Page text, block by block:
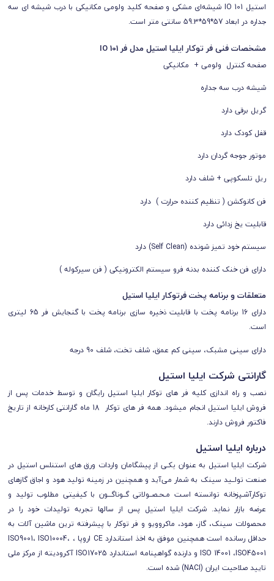
استیل IO 101
شیشه‌ای مشکی و صفحه کلید ولومی مکانیکی با درب شیشه ای سه
جداره در ابعاد57*59*59.3 سانتی متر است.
مشخصات فنی فر توکار ایلیا استیل مدل فر IO 101
صفحه کنترل ولومی + مکانیکی
شیشه درب سه جداره
گریل برقی دارد
قفل کودک دارد
موتور جوجه گردان دارد
ریل تلسکوپی + شلف دارد
فن کانوکشن ( تنظیم کننده حرارت ) دارد
قابلیت یخ زدائی دارد
سیستم خود تمیز شونده (Self Clean) دارد
دارای فن خنک کننده بدنه فرو سیستم الکترونیکی ( فن سیرکوله )
متعلقات و برنامه پخت فرتوکار ایلیا استیل
دارای 16 برنامه پخت با قابلیت ذخیره سازی برنامه پخت با گنجایش فر 65 لیتری
است.
دارای سینی مشبک، سینی کم عمق، شلف تخت، شلف 90 درجه
گارانتی شرکت ایلیا استیل
نصب و راه اندازی کلیه فر های توکار ایلیا استیل رایگان و توسط خدمات پس از
فروش ایلیا استیل انجام میشود. همه فر های توکار 18 ماه گارانتی کارخانه از تاریخ
فاکتور فروش دارند.
درباره ایلیا استیل
شرکت ایلیا استیل به عنوان يكـی از پيشگامان واردات ورق های استنلس استیل در
صنعت تولــيد سینک به شمار می‌آید و همچنین در زمینه تولید هود و اجاق گازهای
توکارآشـپزخانه توانسته اسـت مـحـصــولاتی گــوناگـــون با كيفيتی مطلوب توليد و
عرضه بازار نمايد. شرکت ایلیا استیل پس از سالها تجربه تولیدات خود را در
محصولات سینک، گاز، هود، ماکروویو و فر توکار با پیشرفته ترین ماشین آلات به
حداقل رسانده است همچنین موفق به اخذ استاندارد CE اروپا ، ISO9001، ISO10004،
ISO 14001 ،ISO45001 و دارنده گواهینامه استاندارد ISO17025 آکرودیته از مرکز ملی
تایید صلاحیت ایران (NACI) شده است.